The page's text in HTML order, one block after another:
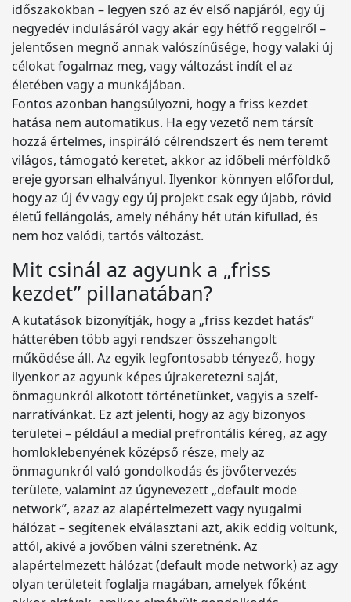
időszakokban – legyen szó az év első napjáról, egy új
negyedév indulásáról vagy akár egy hétfő reggelről –
jelentősen megnő annak valószínűsége, hogy valaki új
célokat fogalmaz meg, vagy változást indít el az
életében vagy a munkájában.
Fontos azonban hangsúlyozni, hogy a friss kezdet
hatása nem automatikus. Ha egy vezető nem társít
hozzá értelmes, inspiráló célrendszert és nem teremt
világos, támogató keretet, akkor az időbeli mérföldkő
ereje gyorsan elhalványul. Ilyenkor könnyen előfordul,
hogy az új év vagy egy új projekt csak egy újabb, rövid
életű fellángolás, amely néhány hét után kifullad, és
nem hoz valódi, tartós változást.
Mit csinál az agyunk a „friss
kezdet” pillanatában?
A kutatások bizonyítják, hogy a „friss kezdet hatás”
hátterében több agyi rendszer összehangolt
működése áll. Az egyik legfontosabb tényező, hogy
ilyenkor az agyunk képes újrakeretezni saját,
önmagunkról alkotott történetünket, vagyis a szelf-
narratívánkat. Ez azt jelenti, hogy az agy bizonyos
területei – például a medial prefrontális kéreg, az agy
homloklebenyének középső része, mely az
önmagunkról való gondolkodás és jövőtervezés
területe, valamint az úgynevezett „default mode
network”, azaz az alapértelmezett vagy nyugalmi
hálózat – segítenek elválasztani azt, akik eddig voltunk,
attól, akivé a jövőben válni szeretnénk. Az
alapértelmezett hálózat (default mode network) az agy
olyan területeit foglalja magában, amelyek főként